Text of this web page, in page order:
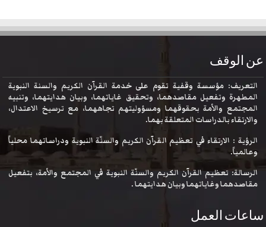
عن الوقف
التعريف: مؤسسة وقفية تقوم على خدمة القرآن الكريم والسنة النبوية
المطهرة وتفعيل مقاصدهما، وتحقيق غاياتهما، وبيان هدايتهما، وتنبيه
المجتمع والأمة بحقوقهما ومسؤوليتهم تجاههما، مع ترسيخ الاعتدال،
والارتقاء بالدراسات المتعلقة بهما.
الرؤية : الارتقاء في تعظيم القرآن الكريم والسنّة النبوية ودراساتهما محلياً
وعالمياً.
الرسالة: تعظيم القرآن الكريم والسنّة النبوية في المجتمع والأمة، بتفعيل
مقاصدهما وغاياتهما وبيان هدايتهما .
ساعات العمل